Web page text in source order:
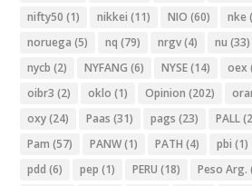
nifty50 (1) nikkei (11) NIO (60) nke
noruega (5) nq (79) nrgv(4) nu (33)
nycb (2) NYFANG (6) NYSE(14) oex
oibr3 (2) oklo (1) Opinion (202)
oxy(24) Paas (31) pags (23) PALL
Pam (57) PANW(1) PATH (4) pbi (1)
pdd (6) pep (1) PERU (18) Peso Arg.